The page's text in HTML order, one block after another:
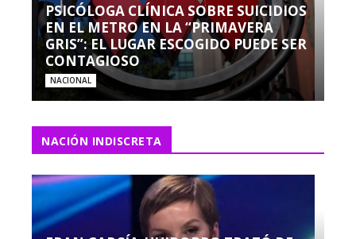
PSICÓLOGA CLÍNICA SOBRE SUICIDIOS
EN EL METRO EN LA “PRIMAVERA
GRIS”: EL LUGAR ESCOGIDO PUEDE SER
CONTAGIOSO
NACIONAL
NACIÓN INDISCRETA